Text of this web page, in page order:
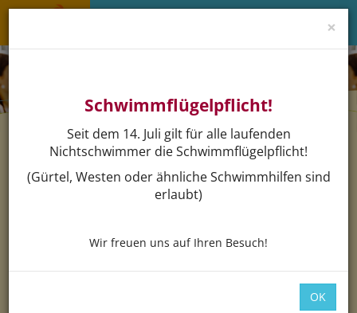
Buchen
×
Schwimmflügelpflicht!
Seit dem 14. Juli gilt für alle laufenden
Nichtschwimmer die Schwimmflügelpflicht!
(Gürtel, Westen oder ähnliche Schwimmhilfen sind
erlaubt)
Wir freuen uns auf Ihren Besuch!
OK